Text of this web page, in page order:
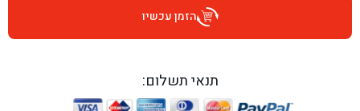
בן גל - היובלים 26, הוד השרון - הוד השרון
הזמן עכשיו
תנאי תשלום: